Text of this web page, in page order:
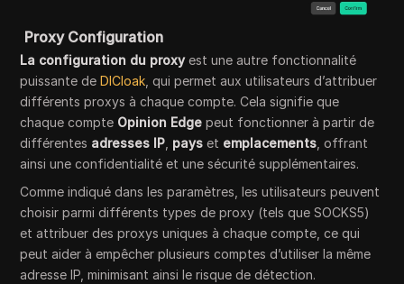
Proxy Configuration
La configuration du proxyest une autre fonctionnalité
puissante deDICloak, qui permet aux utilisateurs d’attribuer
différents proxys à chaque compte. Cela signifie que
chaque compte Opinion Edge peut fonctionner à partir de
différentes adresses IP, pays et emplacements, offrant
ainsi une confidentialité et une sécurité supplémentaires.
Comme indiqué dans les paramètres, les utilisateurs peuvent
choisir parmi différents types de proxy (tels que SOCKS5)
et attribuer des proxys uniques à chaque compte, ce qui
peut aider à empêcher plusieurs comptes d’utiliser la même
adresse IP, minimisant ainsi le risque de détection.